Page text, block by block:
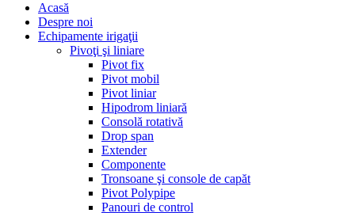
Acasă
Despre noi
Echipamente irigaţii
Pivoţi şi liniare
Pivot fix
Pivot mobil
Pivot liniar
Hipodrom liniară
Consolă rotativă
Drop span
Extender
Componente
Tronsoane şi console de capăt
Pivot Polypipe
Panouri de control